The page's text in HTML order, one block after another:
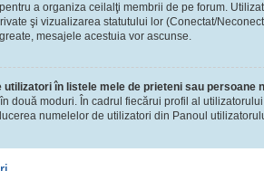
a organiza ceilalţi membrii de pe forum.
şi vizualizarea statutului lor (Conectat/
mesajele acestuia vor ascunse.
utilizatori în listele mele de prieteni sau persoane
două moduri. În cadrul fiecărui profil al
numelelor de utilizatori din Panoul